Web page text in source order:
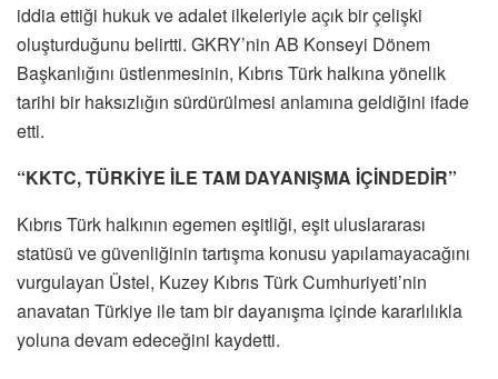
iddia ettiği hukuk ve adalet ilkeleriyle açık bir çelişki
oluşturduğunu belirtti. GKRY’nin AB Konseyi Dönem
Başkanlığını üstlenmesinin, Kıbrıs Türk halkına yönelik
tarihi bir haksızlığın sürdürülmesi anlamına geldiğini ifade
etti.
“KKTC, TÜRKİYE İLE TAM DAYANIŞMA İÇİNDEDİR”
Kıbrıs Türk halkının egemen eşitliği, eşit uluslararası
statüsü ve güvenliğinin tartışma konusu yapılamayacağını
vurgulayan Üstel, Kuzey Kıbrıs Türk Cumhuriyeti’nin
anavatan Türkiye ile tam bir dayanışma içinde kararlılıkla
yoluna devam edeceğini kaydetti.